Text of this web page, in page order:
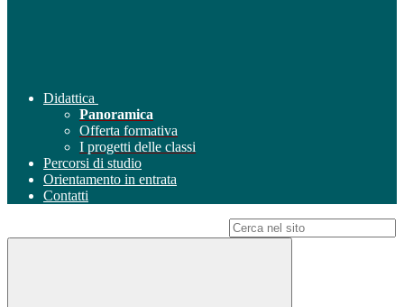
Didattica
Panoramica
Offerta formativa
I progetti delle classi
Percorsi di studio
Orientamento in entrata
Contatti